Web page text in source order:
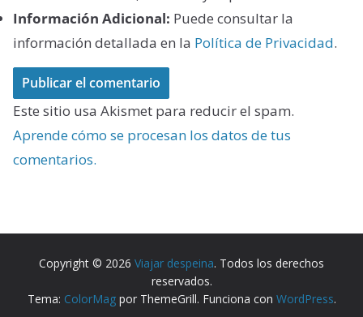
Información Adicional: Puede consultar la
información detallada en la Política de Privacidad.
Este sitio usa Akismet para reducir el spam.
Aprende cómo se procesan los datos de tus
comentarios.
Copyright © 2026 Viajar despeina. Todos los derechos
reservados.
Tema: ColorMagpor ThemeGrill. Funciona con WordPress.